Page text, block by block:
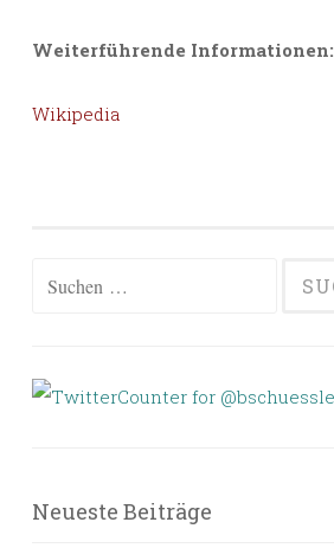
Weiterführende Informationen:
Wikipedia
Suchen
Neueste Beiträge